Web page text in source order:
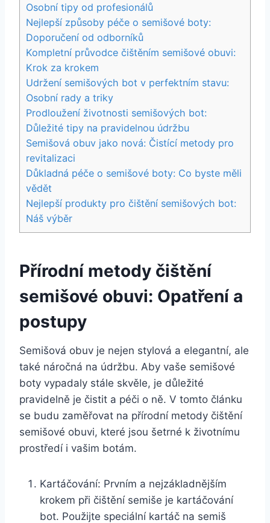
Osobní tipy od profesionálů
Nejlepší způsoby péče o semišové boty:
Doporučení od odborníků
Kompletní ⁤průvodce čištěním semišové obuvi:
Krok za ‍krokem
Udržení semišových ​bot v perfektním stavu:
Osobní rady a triky
Prodloužení životnosti semišových bot:
Důležité tipy na pravidelnou údržbu
Semišová ⁤obuv⁢ jako ‌nová: Čistící metody pro
revitalizaci
Důkladná‍ péče ‌o semišové‌ boty:⁤ Co byste měli
vědět
Nejlepší produkty pro čištění semišových bot:
Náš​ výběr
Přírodní metody čištění
semišové obuvi: Opatření a
postupy
Semišová obuv je⁢ nejen stylová a elegantní, ale
také náročná na údržbu. Aby vaše semišové
boty⁤ vypadaly⁢ stále ⁣skvěle, ‌je důležité
pravidelně je čistit a péči o ně. V tomto článku
⁢se budu zaměřovat na přírodní metody čištění
semišové obuvi, které jsou‍ šetrné k životnímu
prostředí i vašim botám.
Kartáčování: Prvním⁤ a nejzákladnějším
krokem‌ při čištění⁢ semiše je kartáčování
bot. Použijte speciální‌ kartáč na semiš